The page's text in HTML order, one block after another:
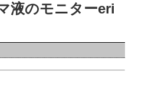
液のモニターeri